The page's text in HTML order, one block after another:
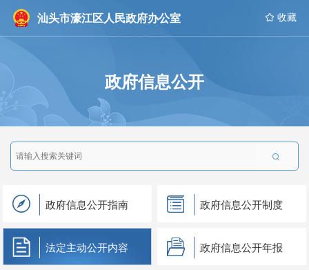
汕头市濠江区人民政府办公室  收藏
政府信息公开

政府信息公开指南 政府信息公开制度
法定主动公开内容 政府信息公开年报